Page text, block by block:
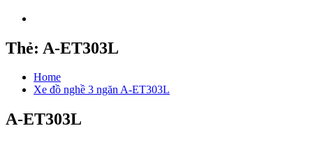
Thẻ: A-ET303L
Home
Xe đồ nghề 3 ngăn A-ET303L
A-ET303L